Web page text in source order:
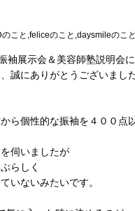
こと,feliceのこと,daysmileのこと
袖展示会＆美容師塾説明会に
誠にありがとうございました
ら個性的な振袖を４００点
伺いましたが
らしく
いないみたいです。